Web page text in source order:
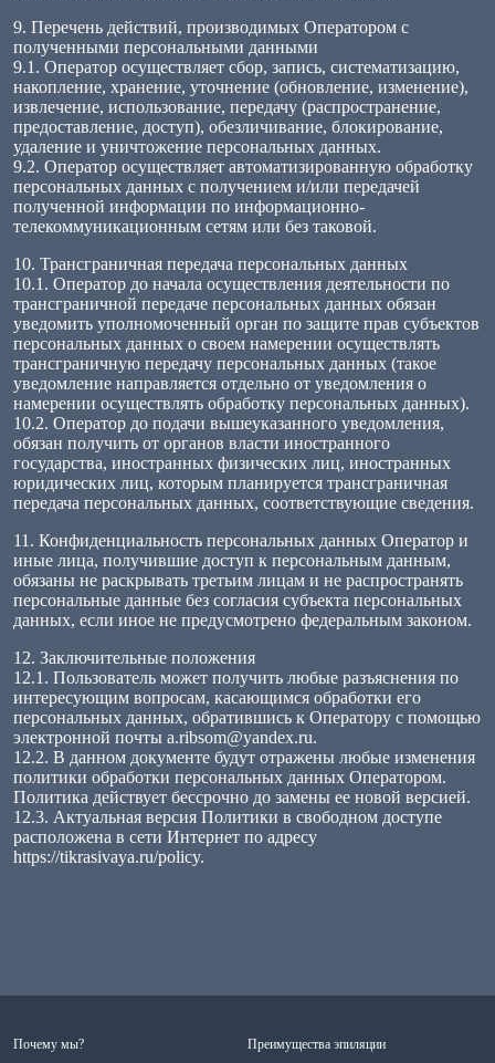
9. Перечень действий, производимых Оператором с
полученными персональными данными
9.1. Оператор осуществляет сбор, запись, систематизацию,
накопление, хранение, уточнение (обновление, изменение),
извлечение, использование, передачу (распространение,
предоставление, доступ), обезличивание, блокирование,
удаление и уничтожение персональных данных.
9.2. Оператор осуществляет автоматизированную обработку
персональных данных с получением и/или передачей
полученной информации по информационно-
телекоммуникационным сетям или без таковой.
10. Трансграничная передача персональных данных
10.1. Оператор до начала осуществления деятельности по
трансграничной передаче персональных данных обязан
уведомить уполномоченный орган по защите прав субъектов
персональных данных о своем намерении осуществлять
трансграничную передачу персональных данных (такое
уведомление направляется отдельно от уведомления о
намерении осуществлять обработку персональных данных).
10.2. Оператор до подачи вышеуказанного уведомления,
обязан получить от органов власти иностранного
государства, иностранных физических лиц, иностранных
юридических лиц, которым планируется трансграничная
передача персональных данных, соответствующие сведения.
11. Конфиденциальность персональных данных Оператор и
иные лица, получившие доступ к персональным данным,
обязаны не раскрывать третьим лицам и не распространять
персональные данные без согласия субъекта персональных
данных, если иное не предусмотрено федеральным законом.
12. Заключительные положения
12.1. Пользователь может получить любые разъяснения по
интересующим вопросам, касающимся обработки его
персональных данных, обратившись к Оператору с помощью
электронной почты a.ribsom@yandex.ru.
12.2. В данном документе будут отражены любые изменения
политики обработки персональных данных Оператором.
Политика действует бессрочно до замены ее новой версией.
12.3. Актуальная версия Политики в свободном доступе
расположена в сети Интернет по адресу
https://tikrasivaya.ru/policy.
Почему мы? Преимущества эпиляции